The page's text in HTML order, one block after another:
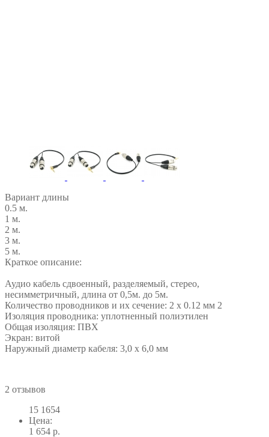
Вариант длины
0.5 м.
1 м.
2 м.
3 м.
5 м.
Краткое описание:
Аудио кабель сдвоенный, разделяемый, стерео,
несимметричный, длина от 0,5м. до 5м.
Количество проводников и их сечение: 2 х 0.12 мм 2
Изоляция проводника: уплотненный полиэтилен
Общая изоляция: ПВХ
Экран: витой
Наружный диаметр кабеля: 3,0 х 6,0 мм
2 отзывов
15 1654
Цена:
1 654 р.